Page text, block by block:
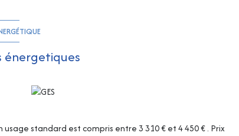
en bois exotique, le tout face à la mer ! Chalet en aval du
avec de nombreuses variétés méditerranéennes et
les risques auxquels ce bien est exposé sont disponibles
énergetiques
standard est compris entre 3 310 € et 4 450 € . Prix